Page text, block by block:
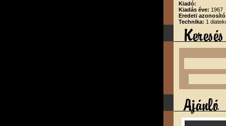
Kiadó:
Kiadás éve: 1967
Eredeti
Technika: 1